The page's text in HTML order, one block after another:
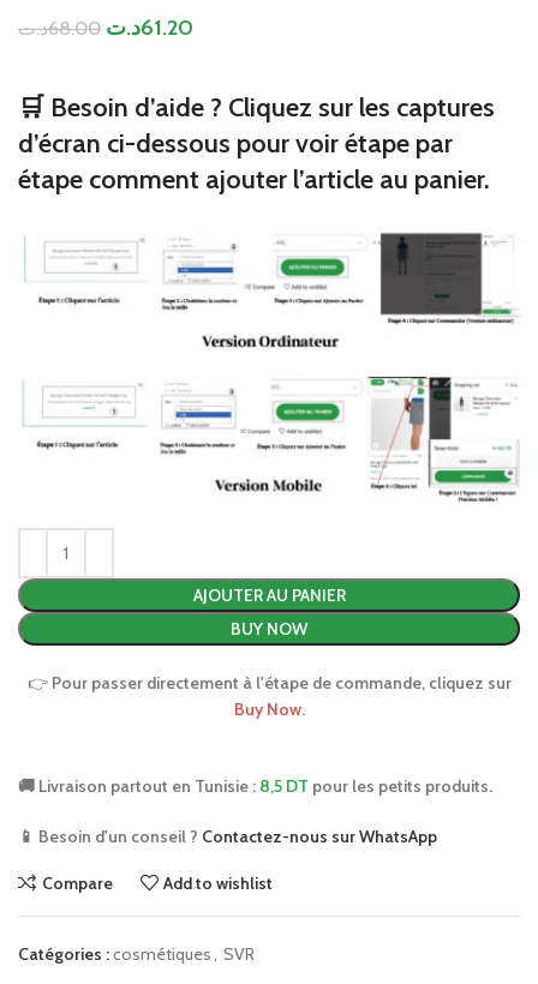
68.00د.ت 61.20د.ت
🛒 Besoin d’aide ? Cliquez sur les captures
d’écran ci-dessous pour voir étape par
étape comment ajouter l’article au panier.
AJOUTER AU PANIER
BUY NOW
👉 Pour passer directement à l'étape de commande, cliquez sur
Buy Now.
🚚 Livraison partout en Tunisie : 8,5 DT pour les petits produits.
📱 Besoin d'un conseil ? Contactez-nous sur WhatsApp
Compare Add to wishlist
Catégories :cosmétiques, SVR